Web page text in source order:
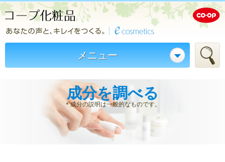
メニュー
成分を調べる
＊成分の説明は一般的なものです。